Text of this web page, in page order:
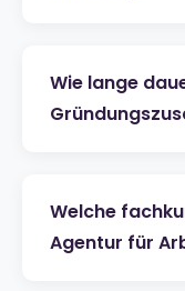
Wie lange
Welche
Agentur für